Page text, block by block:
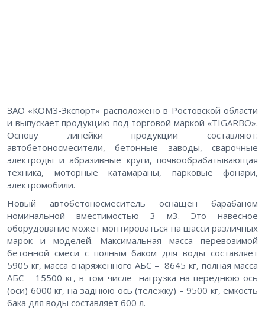
ЗАО «КОМЗ-Экспорт» расположено в Ростовской области
и выпускает продукцию под торговой маркой «TIGARBO».
Основу линейки продукции составляют:
автобетоносмесители, бетонные заводы, сварочные
электроды и абразивные круги, почвообрабатывающая
техника, моторные катамараны, парковые фонари,
электромобили.
Новый автобетоносмеситель оснащен барабаном
номинальной вместимостью 3 м3. Это навесное
оборудование может монтироваться на шасси различных
марок и моделей. Максимальная масса перевозимой
бетонной смеси с полным баком для воды составляет
5905 кг, масса снаряженного АБС – 8645 кг, полная масса
АБС – 15500 кг, в том числе нагрузка на переднюю ось
(оси) 6000 кг, на заднюю ось (тележку) – 9500 кг, емкость
бака для воды составляет 600 л.